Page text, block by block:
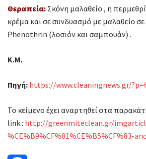
Θεραπεία: Σκόνη μαλαθείο , η
κρέμα και σε συνδυασμό με μαλαθείο σε
Phenothrin (λοσιόν και σαμπουάν) .
Κ.Μ.
Πηγή: https://www.cleaningnews.gr/
Το κείμενο έχει αναρτηθεί στα
link : http://greenmiteclean.gr/
%CE%B9%CF%81%CE%B5%CF%83-